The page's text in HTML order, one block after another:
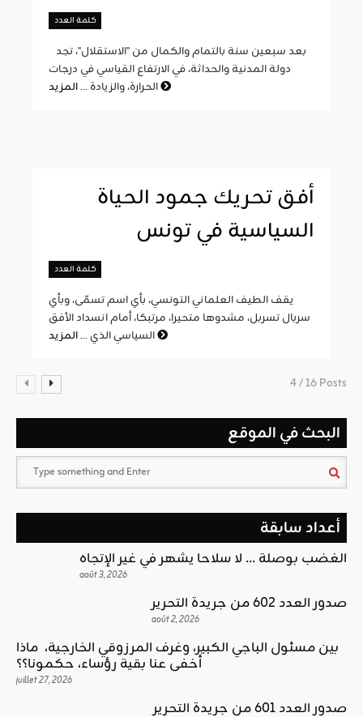
كلمة العدد
دولة المدنية والحداثة، في الارتفاع القياسي في درجات
الحرارة، والزيادة ...
أفق تحريك جمود الحياة
السياسية في تونس
كلمة العدد
يقف الطيف العلماني التونسي، بأي اسم تسمّى، وبأي
سربال تسربل، مشدوها متحيرا، مرتبكا، أمام انسداد الأفق
السياسي الذي ...
4 / 16 Posts
البحث في الموقع
أعداد سابقة
الغضب بوصلة … لا سلاحا يشهر في غير الإتجاه
août 3, 2026
صدور العدد 602 من جريدة التحرير
août 2, 2026
بين مسئول الباجي الكبير، وغرف المرزوقي الخارجية، ماذا
أخفى عنا بقية رؤساء، حكمونا؟؟
juillet 27, 2026
صدور العدد 601 من جريدة التحرير